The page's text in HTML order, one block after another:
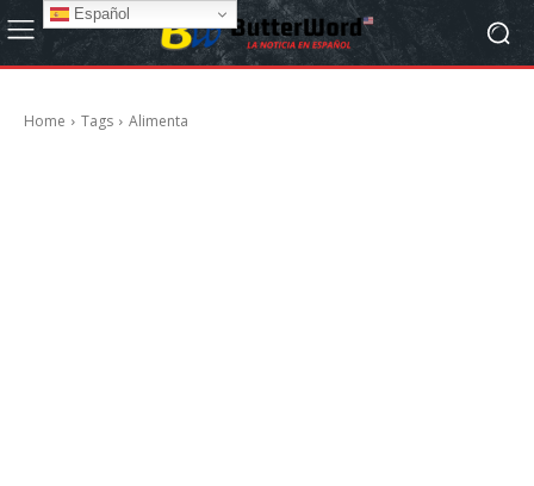
Home Tags Alimenta
Español